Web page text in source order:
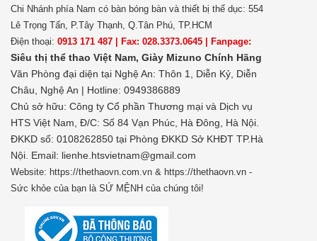
Chi Nhánh phía Nam có bàn bóng bàn và thiết bị thể dục: 554
Lê Trọng Tấn, P.Tây Thạnh, Q.Tân Phú, TP.HCM
Điện thoại: 0913 171 487 | Fax: 028.3373.0645 | Fanpage:
Siêu thị thể thao Việt Nam, Giày Mizuno Chính Hãng
Văn Phòng đại diện tại Nghệ An: Thôn 1, Diễn Kỷ, Diễn
Châu, Nghệ An | Hotline: 0949386889
Chủ sở hữu: Công ty Cổ phần Thương mại và Dịch vụ
HTS Việt Nam, Đ/C: Số 84 Vạn Phúc, Hà Đông, Hà Nội.
ĐKKD số: 0108262850 tại Phòng ĐKKD Sở KHĐT TP.Hà
Nội. Email: lienhe.htsvietnam@gmail.com
Website: https://thethaovn.com.vn & https://thethaovn.vn -
Sức khỏe của bạn là SỨ MỆNH của chúng tôi!